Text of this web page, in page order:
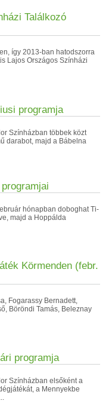
Találkozó
így 2013-ban hatodszorra
Lajos Országos Színházi
programja
Színházban többek közt
darabot, majd a Bábelna
hónapban doboghat Ti-
majd a Hoppálda
Körmenden (febr.
Fogarassy Bernadett,
Böröndi Tamás, Beleznay
programja
Színházban elsőként a
a Mennyekbe